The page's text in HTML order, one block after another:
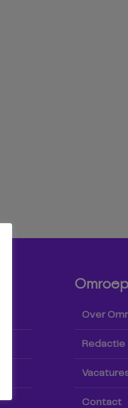
Over
Redactie
Contact